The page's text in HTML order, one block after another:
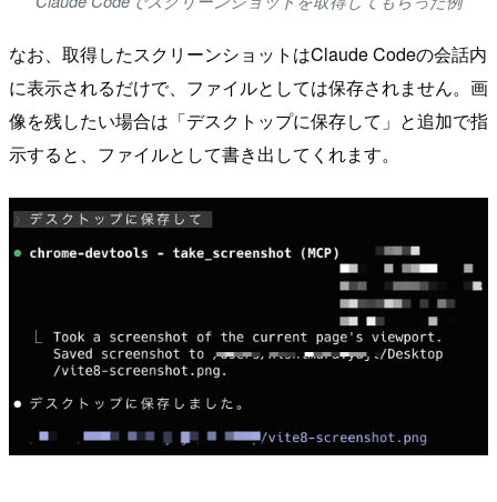
なお、取得したスクリーンショットはClaude Codeの会話内
に表示されるだけで、ファイルとしては保存されません。画
像を残したい場合は「デスクトップに保存して」と追加で指
示すると、ファイルとして書き出してくれます。